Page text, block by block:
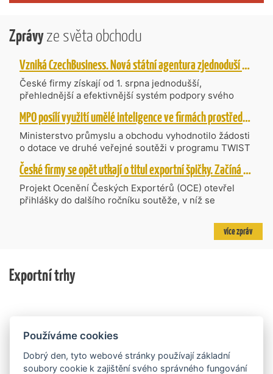
Zprávyze světa obchodu
Vzniká CzechBusiness. Nová státní agentura zjednoduší podporu českých firem
České firmy získají od 1. srpna jednodušší,
přehlednější a efektivnější systém podpory svého
CzechBusiness, která propojuje dosavadní
kompetence agentur CzechTrade a CzechInvest.
Firmám nabídne jednoho partnera pro rozvoj od
inovací až po zahraniční expanzi.
MPO posílí využití umělé inteligence ve firmách prostřednictvím 40 projektů z programu TWIST
Ministerstvo průmyslu a obchodu vyhodnotilo žádosti
o dotace ve druhé veřejné soutěži v programu TWIST
– Transfer, Výzkum, Vývoj a Inovace pro Strategické
Technologie, do které bylo podáno 318 návrhů
projektů požadujících dotaci o celkovém objemu 4,27
mld. Kč. Částkou 630 mil. Kč bude podpořeno čtyřicet
nejlépe hodnocených projektů zaměřených na
výzkum v oblasti umělé inteligence a její aplikace do
podnikových procesů a do vývoje nových produktů na
na přípravě rozpočtu na rok 2027.
České firmy se opět utkají o titul exportní špičky. Začíná další ročník Ocenění Českých Exportérů
Projekt Ocenění Českých Exportérů (OCE) otevřel
přihlášky do dalšího ročníku soutěže, v níž se
Projekt dlouhodobě vyzdvihuje, podporuje a oceňuje
podniky, které úspěšně prosazují své produkty a
ekonomické výsledky, ale také silný podnikatelský
příběh.
více zpráv
Exportní trhy
Používáme cookies
Dobrý den, tyto webové stránky používají základní
soubory cookie k zajištění svého správného fungování